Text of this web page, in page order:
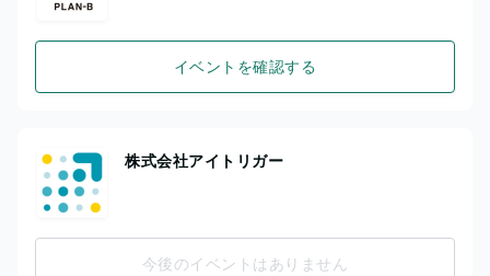
イベントを確認する
株式会社アイトリガー
今後のイベントはありません